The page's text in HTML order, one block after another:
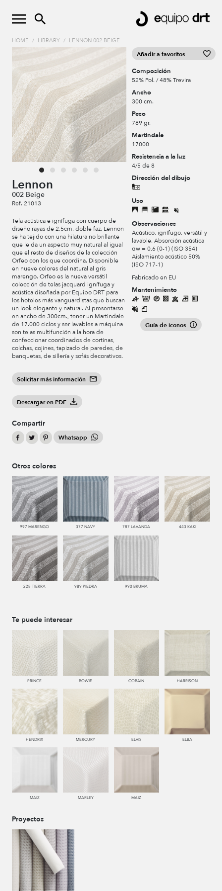
HOME / LIBRARY / LENNON 002 BEIGE
Lennon
002 Beige
Ref. 21013
Tela acústica e ignífuga con cuerpo de
diseño rayas de 2,5cm. doble faz. Lennon
se ha tejido con una hilatura no brillante
que le da un aspecto muy natural al igual
que el resto de diseños de la colección
Orfeo con los que coordina. Disponible
en nueve colores del natural al gris
marengo. Orfeo es la nueva versátil
colección de telas jacquard ignífuga y
acústica diseñada por Equipo DRT para
los hoteles más vanguardistas que buscan
un look elegante y natural. Al presentarse
en ancho de 300cm., tener un Martindale
de 17.000 ciclos y ser lavables a máquina
son telas multifunción a la hora de
confeccionar coordinados de cortinas,
colchas, cojines, tapizado de paredes, de
banquetas, de sillería y sofás decorativos.
Solicitar más información
Descargar en PDF
Compartir
Whatsapp
Añadir a favoritos
Composición
52% Pol. / 48% Trevira
Ancho
300 cm.
Peso
789 gr.
Martindale
17000
Resistencia a la luz
4/5 de 8
Dirección del dibujo
Uso
Observaciones
Acústico, ignífugo, versátil y
lavable. Absorción acústica
αw = 0,6 (0-1) (ISO 354)
Aislamiento acústico 50%
(ISO 717-1)
Fabricado en EU
Mantenimiento
Guía de iconos
Otros colores
997 MARENGO 377 NAVY 787 LAVANDA 443 KAKI
228 TIERRA 989 PIEDRA 990 BRUMA
Te puede interesar
PRINCE BOWIE COBAIN HARRISON
HENDRIX MERCURY ELVIS ELBA
MAIZ MARLEY MAIZ
Proyectos